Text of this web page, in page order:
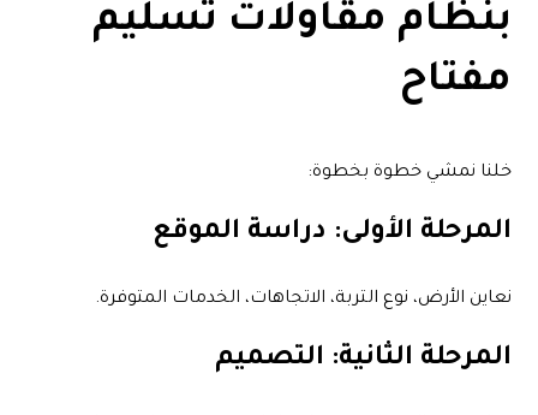
بنظام مقاولات تسليم
مفتاح
خلنا نمشي خطوة بخطوة:
المرحلة الأولى: دراسة الموقع
نعاين الأرض، نوع التربة، الاتجاهات، الخدمات المتوفرة.
المرحلة الثانية: التصميم